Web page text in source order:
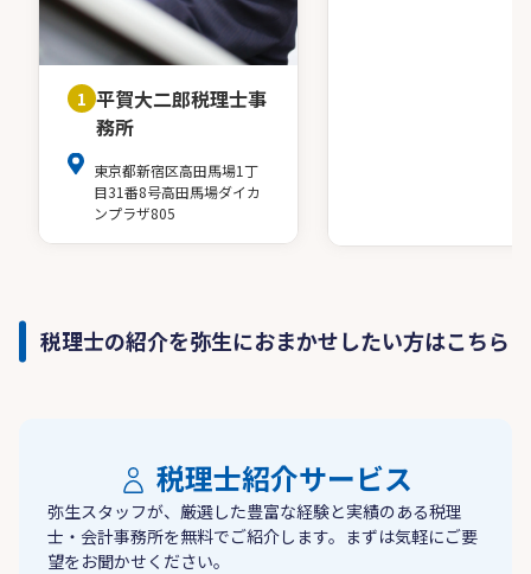
1 平賀大二郎税理士事
務所
東京都新宿区高田馬場1丁
目31番8号高田馬場ダイカ
ンプラザ805
税理士の紹介を弥生におまかせしたい方はこちら
税理士紹介サービス
弥生スタッフが、厳選した豊富な経験と実績のある税理
士・会計事務所を無料でご紹介します。まずは気軽にご要
望をお聞かせください。